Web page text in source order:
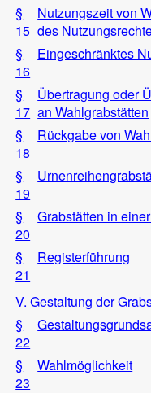
§
15
Nutzungszeit von
des
§
16
Eingeschränktes
§
17
Übertragung oder
an Wahlgrabstätten
§
18
Rückgabe von
§
19
§
20
Grabstätten in
§
21
Registerführung
V. Gestaltung der
§
22
§
23
Wahlmöglichkeit